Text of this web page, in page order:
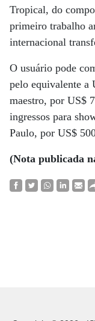
Tropical, do
primeiro trabalho
internacional
O usuário pode
pelo equivalente a
maestro, por US$
ingressos para
Paulo, por US$
(Nota publicada